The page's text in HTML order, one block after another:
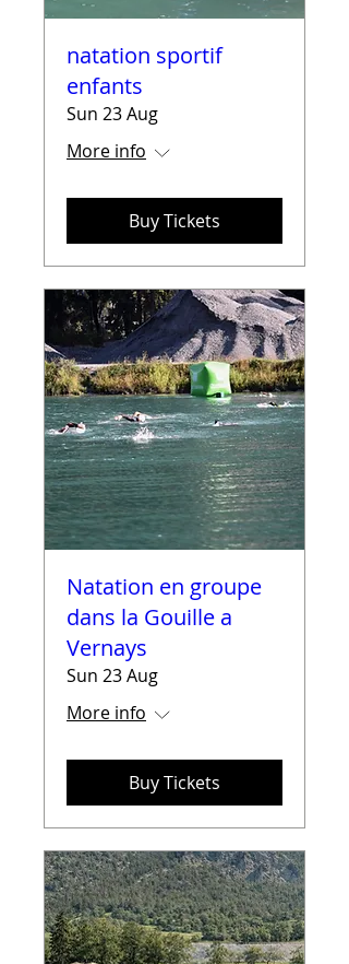
natation sportif
enfants
Sun 23 Aug
More info
Buy Tickets
Natation en groupe
dans la Gouille a
Vernays
Sun 23 Aug
More info
Buy Tickets